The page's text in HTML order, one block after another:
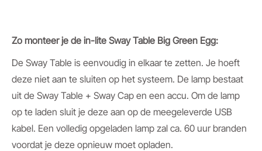
Zo monteer je de in-lite Sway Table Big Green Egg:
De Sway Table is eenvoudig in elkaar te zetten. Je hoeft
deze niet aan te sluiten op het systeem. De lamp bestaat
uit de Sway Table + Sway Cap en een accu. Om de lamp
op te laden sluit je deze aan op de meegeleverde USB
kabel. Een volledig opgeladen lamp zal ca. 60 uur branden
voordat je deze opnieuw moet opladen.